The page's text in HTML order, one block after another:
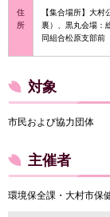
住
所
【集合場所】大
裏）、黒丸会場：
同組合松原支部前
対象
市民および協力団体
主催者
環境保全課・大村市保